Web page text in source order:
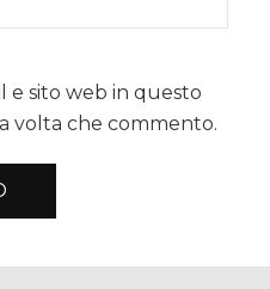
e sito web in questo
volta che commento.